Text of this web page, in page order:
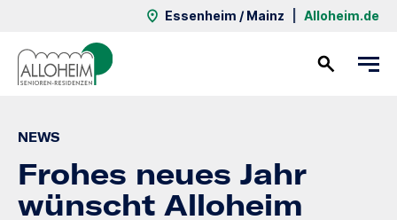
Essenheim / Mainz Alloheim.de
NEWS
Frohes neues Jahr
wünscht Alloheim